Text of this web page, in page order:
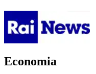
Economia